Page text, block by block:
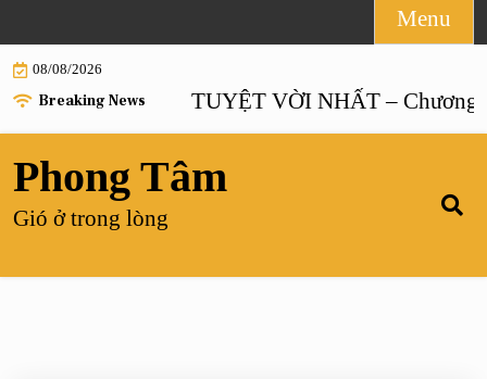
to
content
Menu
08/08/2026
Breaking News
HÔN NHÂN TUYỆT VỜI NHẤT – Chương 55 |
Phong Tâm
Gió ở trong lòng